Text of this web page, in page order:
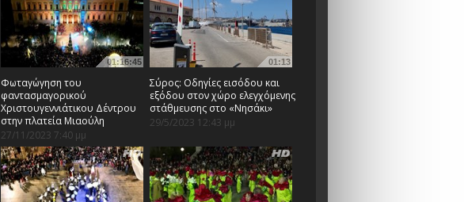
01:16:45
Φωταγώγηση του
φαντασμαγορικού
Χριστουγεννιάτικου Δέντρου
στην πλατεία Μιαούλη
27/11/2023 7:40 μμ
01:13
Σύρος: Οδηγίες εισόδου και
εξόδου στον χώρο ελεγχόμενης
στάθμευσης στο «Νησάκι»
29/5/2023 12:43 μμ